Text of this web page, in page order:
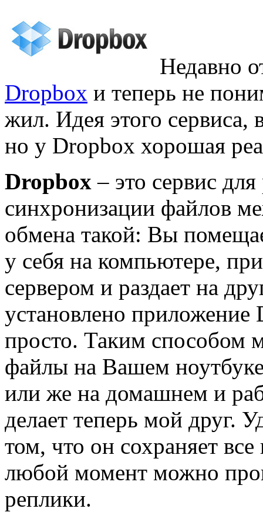
Недавно
Dropbox и теперь не
жил. Идея этого сервиса,
но у Dropbox хорошая
Dropbox – это сервис
синхронизации файлов
обмена такой: Вы
у себя на компьютере,
сервером и раздает на
установлено
просто. Таким способом
файлы на Вашем
или же на домашнем и
делает теперь мой друг.
том, что он сохраняет
любой момент можно
реплики.